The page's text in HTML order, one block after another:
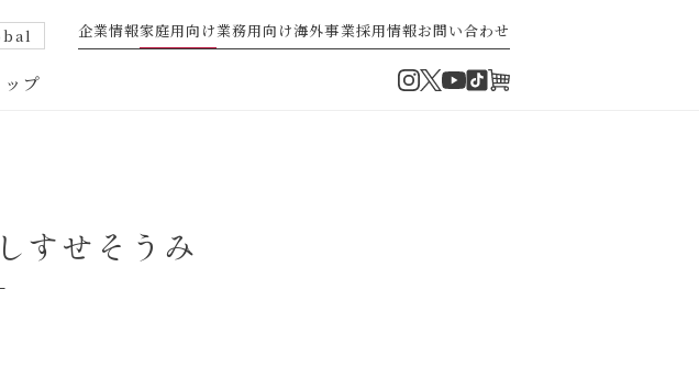
企業情報家庭用向け業務用向け海外事業採用情報お問い合わせ
プ Instagram
Twitter
YouTube
TikTok
すせそうみ